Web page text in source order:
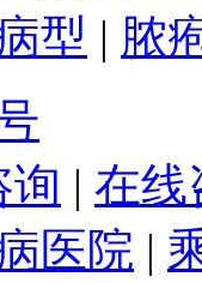
型 | 脓
询 | 在线
医院 |